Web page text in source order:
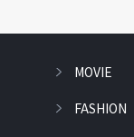
MOVIE
FASHION